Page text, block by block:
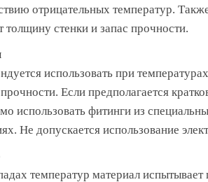
отрицательных температур.
толщину стенки и запас прочности.
использовать при
Если предполагается
использовать фитинги из
Не допускается использование
температур материал